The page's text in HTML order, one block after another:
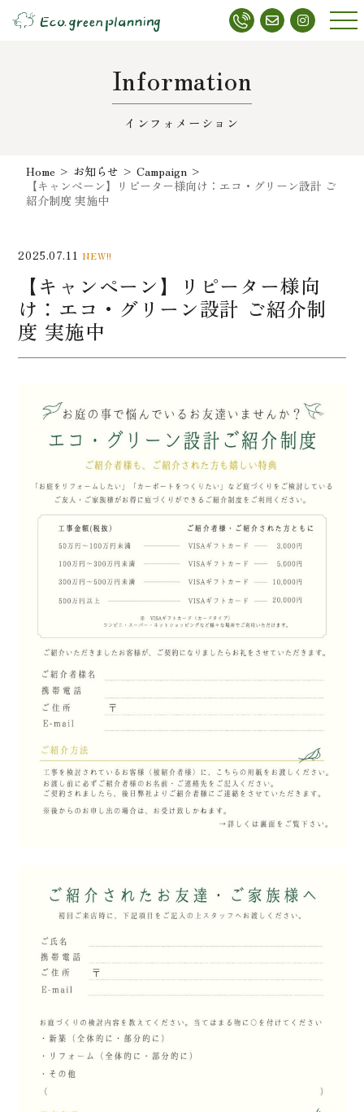
メニ
Information
インフォメーション
Home > お知らせ >Campaign >
【キャンペーン】リピーター様向け：エコ・グリーン設計 ご
紹介制度 実施中
2025.07.11 NEW!!
【キャンペーン】リピーター様向
け：エコ・グリーン設計 ご紹介制
度 実施中